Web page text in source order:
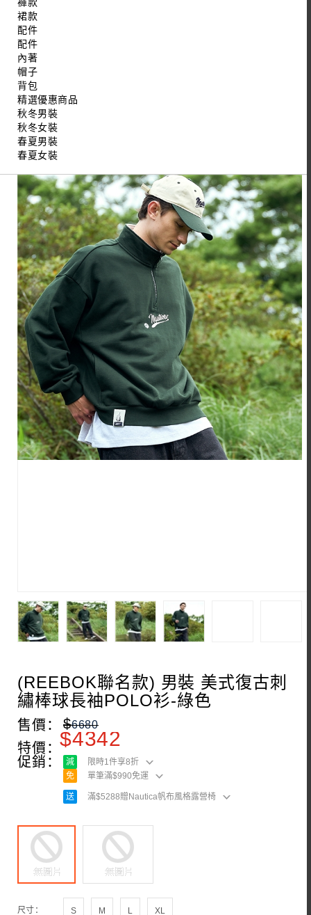
裙款
配件
配件
內著
帽子
背包
精選優惠商品
秋冬男裝
秋冬女裝
春夏男裝
春夏女裝
(REEBOK聯名款) 男裝 美式復古刺
繡棒球長袖POLO衫-綠色
售價： $6680
特價：$4342
促銷： 減
限時1件享8折
免
單筆滿$990免運
送 滿$5288贈Nautica帆布風格露營椅
尺寸：